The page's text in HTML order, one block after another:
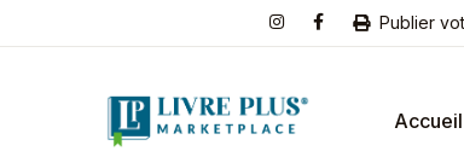
Publier
Accueil